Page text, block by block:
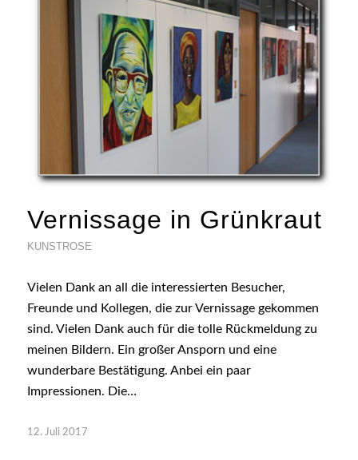
Vernissage in Grünkraut
KUNSTROSE
Vielen Dank an all die interessierten Besucher,
Freunde und Kollegen, die zur Vernissage gekommen
sind. Vielen Dank auch für die tolle Rückmeldung zu
meinen Bildern. Ein großer Ansporn und eine
wunderbare Bestätigung. Anbei ein paar
Impressionen. Die…
12. Juli 2017